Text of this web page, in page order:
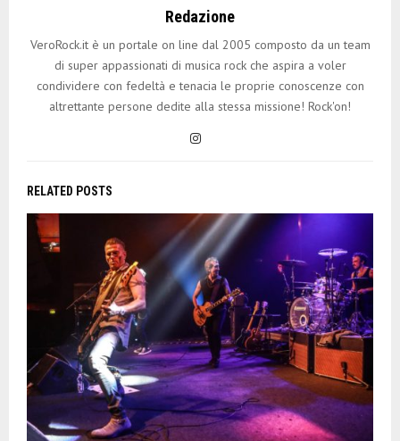
Redazione
VeroRock.it è un portale on line dal 2005 composto da un team
di super appassionati di musica rock che aspira a voler
condividere con fedeltà e tenacia le proprie conoscenze con
altrettante persone dedite alla stessa missione! Rock'on!
RELATED POSTS